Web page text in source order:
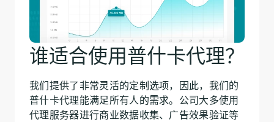
谁适合使用普什卡代理？
我们提供了非常灵活的定制选项，因此，我们的
普什卡代理能满足所有人的需求。公司大多使用
代理服务器进行商业数据收集、广告效果验证等